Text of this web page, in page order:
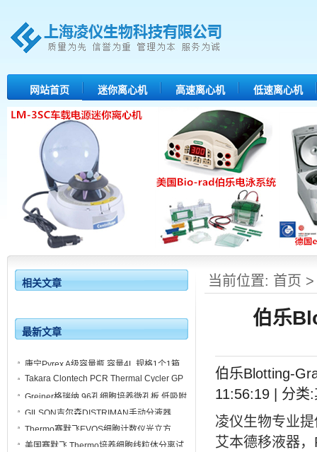
网站首页 迷你离心机 高速离心机 低速离心机
当前位置: 首页
伯乐
伯乐Blotting-
11:56:19 | 分类
凌仪生物专业
艾本德移液器
相关文章
最新文章
康宁Pyrex A级容量瓶 容量4L 规格1个1箱
5640-4L
Takara Clontech PCR Thermal Cycler GP
进口梯度PCR仪 WN400
Greiner格瑞纳 96孔细胞培养微孔板 低吸附
透明 U形底 带盖子650970
GILSON吉尔森DISTRIMAN手动分液器
F164001 量程：1µL-1.25mL
Thermo赛默飞EVOS细胞计数仪光立方
GFP 2.0
美国赛默飞 Thermo培养细胞线粒体分离试